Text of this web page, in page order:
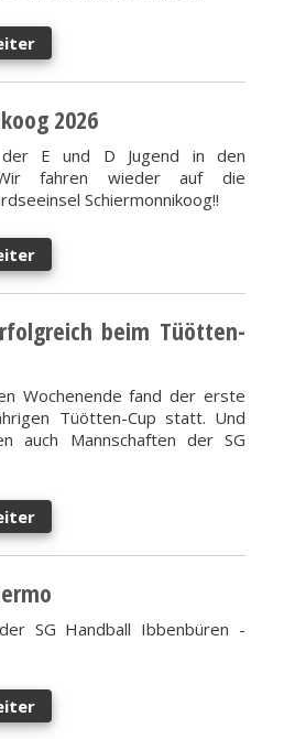
2026
der E und D Jugend in den
fahren wieder auf die
Schiermonnikoog!!
beim Tüötten-
Wochenende fand der erste
Tüötten-Cup statt. Und
auch Mannschaften der SG
SG Handball Ibbenbüren -